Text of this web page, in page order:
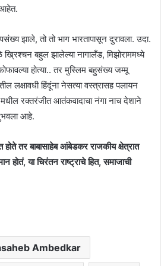
झाले, तो तो भाग भारतापासून दुरावला. उदा.
ख्रिश्चन बहुल झालेल्या नागालँड, मिझोराममध्ये
होत्या.. तर मुस्लिम बहुसंख्य जम्मू
लक्षावधी हिंदूंना नेसत्या वस्त्रासह पलायन
रक्तरंजीत आतंकवादाचा नंगा नाच देशाने
आहे.
होते तर बाबासाहेब आंबेडकर राजकीय क्षेत्रात
होतं, या चिरंतन राष्ट्राचे हित, समाजाची
Ambedkar